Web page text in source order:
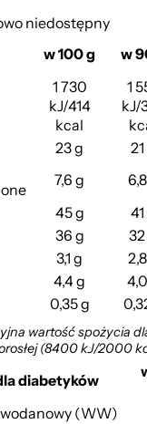
niedostępny
w 100 g
w
1 730
kJ/414
kcal
1
kJ/
23 g
7,6 g
45 g
36 g
3,1 g
4,4 g
0,35 g
wartość spożycia
(8400 kJ/2000
diabetyków
(WW)